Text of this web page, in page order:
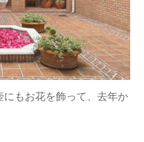
にもお花を飾って、去年か